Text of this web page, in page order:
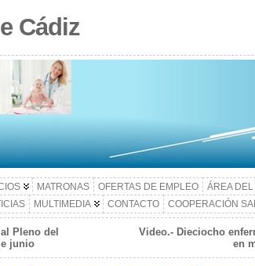
Cádiz
MATRONAS OFERTAS DE EMPLEO ÁREA
MULTIMEDIA CONTACTO COOPERACIÓN
Pleno del
junio
Video.- Dieciocho
en